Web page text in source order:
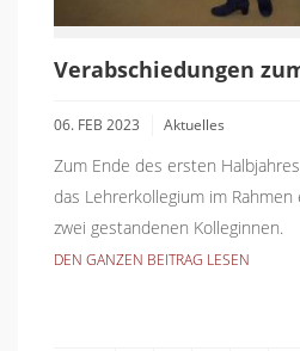
Verabschiedungen
06. FEB 2023 Aktuelles
Zum Ende des ersten
das Lehrerkollegium im
zwei gestandenen Kolleginnen.
DEN GANZEN BEITRAG LESEN